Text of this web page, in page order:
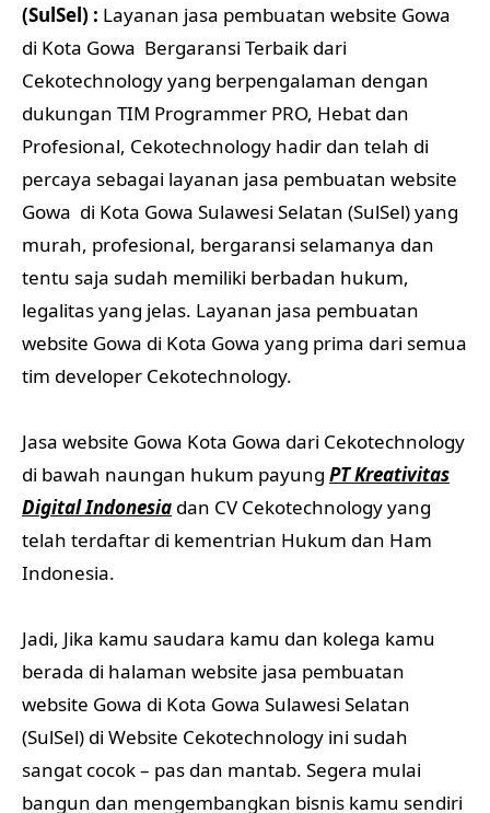
(SulSel) : Layanan jasa pembuatan website Gowa
di Kota Gowa Bergaransi Terbaik dari
Cekotechnology yang berpengalaman dengan
dukungan TIM Programmer PRO, Hebat dan
Profesional, Cekotechnology hadir dan telah di
percaya sebagai layanan jasa pembuatan website
Gowa di Kota Gowa Sulawesi Selatan (SulSel) yang
murah, profesional, bergaransi selamanya dan
tentu saja sudah memiliki berbadan hukum,
legalitas yang jelas. Layanan jasa pembuatan
website Gowa di Kota Gowa yang prima dari semua
tim developer Cekotechnology.
Jasa website Gowa Kota Gowa dari Cekotechnology
di bawah naungan hukum payung PT Kreativitas
Digital Indonesia dan CV Cekotechnology yang
telah terdaftar di kementrian Hukum dan Ham
Indonesia.
Jadi, Jika kamu saudara kamu dan kolega kamu
berada di halaman website jasa pembuatan
website Gowa di Kota Gowa Sulawesi Selatan
(SulSel) di Website Cekotechnology ini sudah
sangat cocok – pas dan mantab. Segera mulai
bangun dan mengembangkan bisnis kamu sendiri